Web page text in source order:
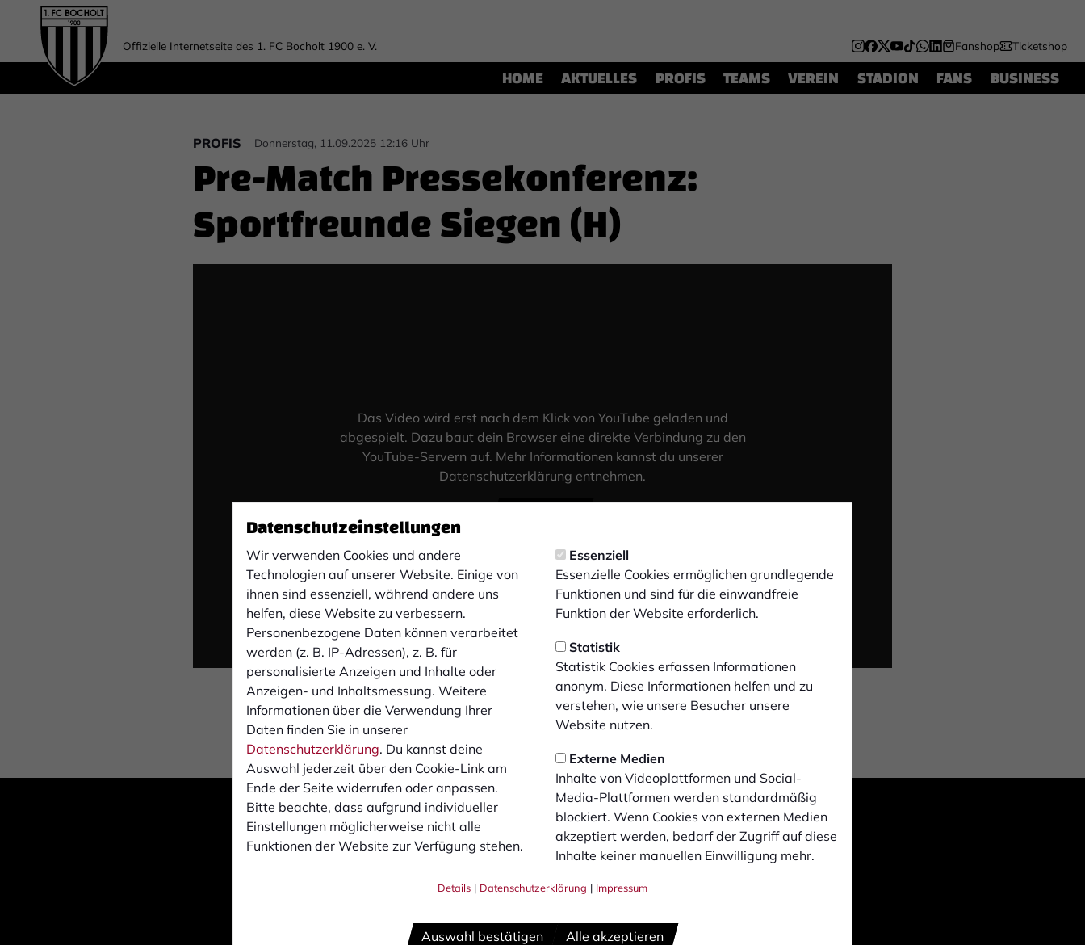
Datenschutzeinstellungen
Wir verwenden Cookies und andere
Technologien auf unserer Website. Einige von
ihnen sind essenziell, während andere uns
helfen, diese Website zu verbessern.
Personenbezogene Daten können verarbeitet
werden (z. B. IP-Adressen), z. B. für
personalisierte Anzeigen und Inhalte oder
Anzeigen- und Inhaltsmessung. Weitere
Informationen über die Verwendung Ihrer
Daten finden Sie in unserer
Datenschutzerklärung. Du kannst deine
Auswahl jederzeit über den Cookie-Link am
Ende der Seite widerrufen oder anpassen.
Bitte beachte, dass aufgrund individueller
Einstellungen möglicherweise nicht alle
Funktionen der Website zur Verfügung stehen.
Essenziell
Essenzielle Cookies ermöglichen grundlegende
Funktionen und sind für die einwandfreie
Funktion der Website erforderlich.
Statistik
Statistik Cookies erfassen Informationen
anonym. Diese Informationen helfen und zu
verstehen, wie unsere Besucher unsere
Website nutzen.
Externe Medien
Inhalte von Videoplattformen und Social-
Media-Plattformen werden standardmäßig
blockiert. Wenn Cookies von externen Medien
akzeptiert werden, bedarf der Zugriff auf diese
Inhalte keiner manuellen Einwilligung mehr.
Details | Datenschutzerklärung | Impressum
Auswahl bestätigen Alle akzeptieren
Offizielle Internetseite des 1. FC Bocholt 1900 e. V. Fanshop Ticketshop
HOME AKTUELLES PROFIS TEAMS VEREIN STADION FANS BUSINESS
PROFIS Donnerstag, 11.09.2025 12:16 Uhr
Pre-Match Pressekonferenz:
Sportfreunde Siegen (H)
Das Video wird erst nach dem Klick von YouTube geladen und
abgespielt. Dazu baut dein Browser eine direkte Verbindung zu den
YouTube-Servern auf. Mehr Informationen kannst du unserer
Datenschutzerklärung entnehmen.